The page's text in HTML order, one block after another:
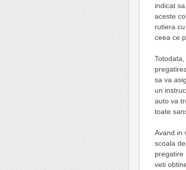
indicat
aceste
rutiera
ceea ce
sa va
un
auto va
toate
Avand in
scoala
pregatire
veti